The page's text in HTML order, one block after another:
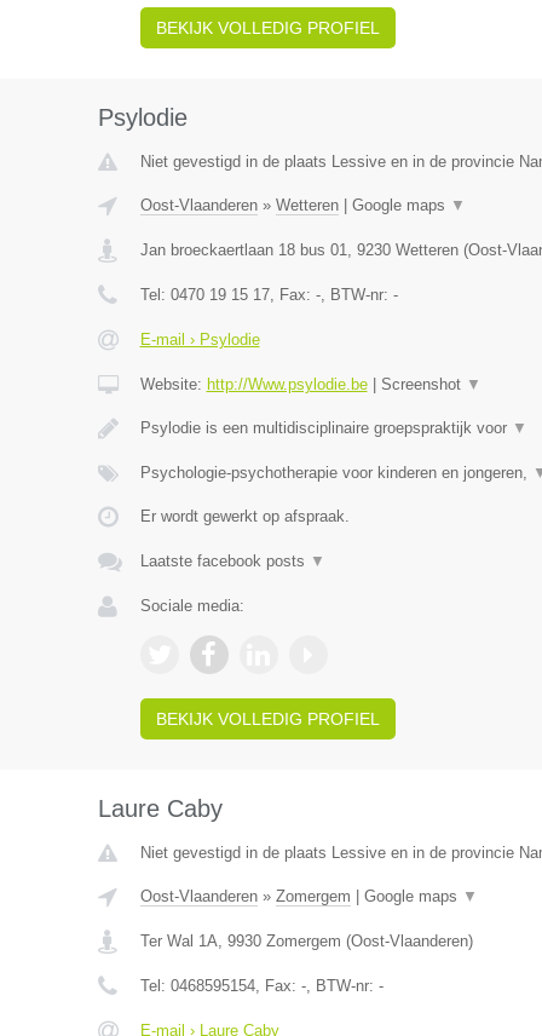
BEKIJK VOLLEDIG PROFIEL
Psylodie
Niet gevestigd in de plaats Lessive en in de provincie
Oost-Vlaanderen» Wetteren| Google maps ▼
Jan broeckaertlaan 18 bus 01, 9230 Wetteren(Oost-
Tel: 0470 19 15 17, Fax: -, BTW-nr: -
E-mail › Psylodie
Website: http://Www.psylodie.be| Screenshot ▼
Psylodie is een multidisciplinaire groepspraktijk voor ▼
Psychologie-psychotherapie voor kinderen en jongeren,
Er wordt gewerkt op afspraak.
Laatste facebook posts ▼
Sociale media:
BEKIJK VOLLEDIG PROFIEL
Laure Caby
Niet gevestigd in de plaats Lessive en in de provincie
Oost-Vlaanderen» Zomergem Google maps ▼
Ter Wal 1A, 9930 Zomergem (Oost-Vlaanderen)
Tel: 0468595154, Fax: -, BTW-nr: -
E-mail › Laure Caby